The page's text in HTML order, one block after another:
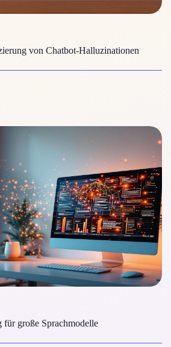
von Chatbot-Halluzinationen
große Sprachmodelle